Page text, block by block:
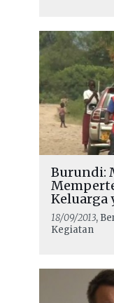
Burundi:
Keluarga
18/09/2013,
Kegiatan